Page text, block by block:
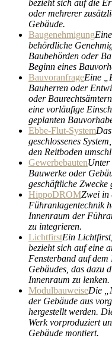
bezieht sich auf die
oder mehrerer
Gebäude.
Baugenehmigung
behördliche
Baubehörden oder
Beginn eines
BauvoranfrageEine
Bauherren oder
oder
eine vorläufige
geplanten
Ebbe-Flut-System
geschlossenes
den Reitboden
GewerbebautenUnter
Bauwerke oder
geschäftliche Zwecke
HippoDROMZwei in
Führanlagentechnik
Innenraum der
zu integrieren.
LichtfirstEin
bezieht sich auf eine
Fensterband auf
Gebäudes, das dazu
Innenraum zu lenken.
ModulbauweiseDie
der Gebäude aus
hergestellt werden.
Werk vorproduziert
Gebäude montiert.